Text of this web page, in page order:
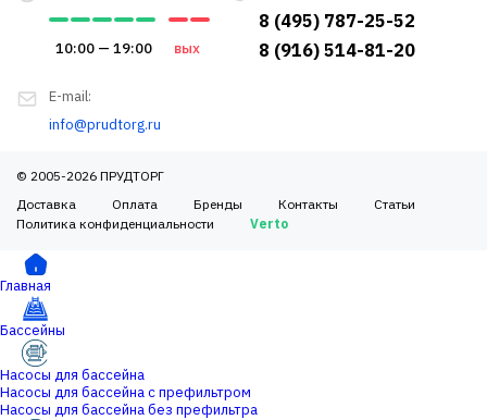
8 (495) 787-25-52
8 (916) 514-81-20
10:00 — 19:00 вых
E-mail:
info@prudtorg.ru
© 2005-2026 ПРУДТОРГ
Доставка
Оплата Бренды Контакты
Статьи
Политика конфиденциальности
Verto
Главная
Бассейны
Насосы для бассейна
Насосы для бассейна с префильтром
Насосы для бассейна без префильтра